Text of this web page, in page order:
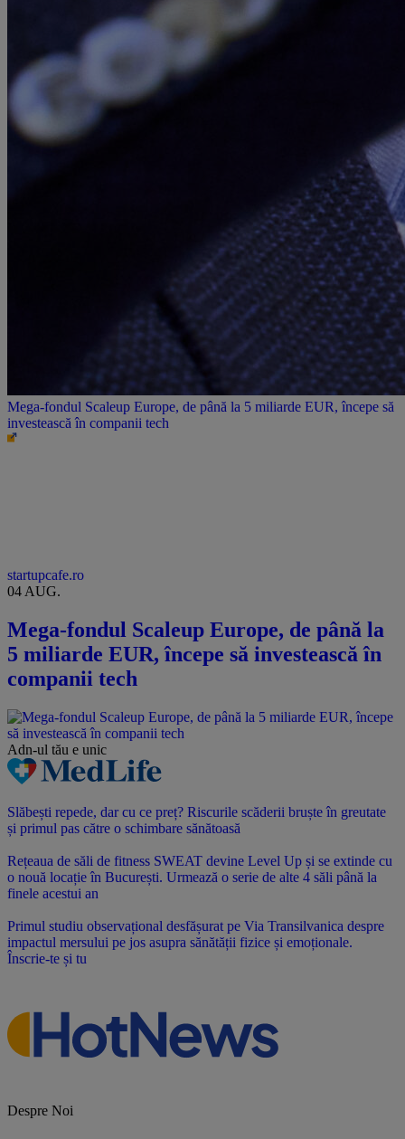
Mega-fondul Scaleup Europe, de până la 5 miliarde EUR, începe să
investească în companii tech
startupcafe.ro
04 AUG.
Mega-fondul Scaleup Europe, de până la
5 miliarde EUR, începe să investească în
companii tech
Adn-ul tău e unic
Slăbești repede, dar cu ce preț? Riscurile scăderii bruște în greutate
și primul pas către o schimbare sănătoasă
Rețeaua de săli de fitness SWEAT devine Level Up și se extinde cu
o nouă locație în București. Urmează o serie de alte 4 săli până la
finele acestui an
Primul studiu observațional desfășurat pe Via Transilvanica despre
impactul mersului pe jos asupra sănătății fizice și emoționale.
Înscrie-te și tu
Despre Noi